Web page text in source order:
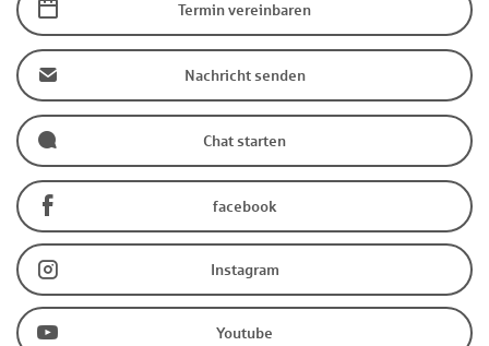
Termin vereinbaren
Nachricht senden
Chat starten
facebook
Instagram
Youtube